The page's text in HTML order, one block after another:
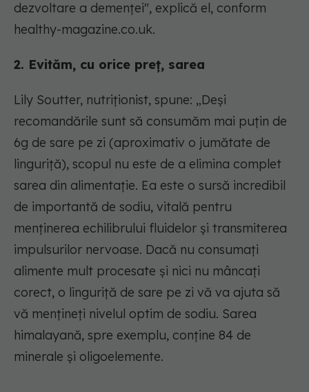
dezvoltare a demenței", explică el, conform
healthy-magazine.co.uk.
2. Evităm, cu orice preț, sarea
Lily Soutter, nutriționist, spune: „Deși
recomandările sunt să consumăm mai puțin de
6g de sare pe zi (aproximativ o jumătate de
linguriță), scopul nu este de a elimina complet
sarea din alimentație. Ea este o sursă incredibil
de importantă de sodiu, vitală pentru
menținerea echilibrului fluidelor și transmiterea
impulsurilor nervoase. Dacă nu consumați
alimente mult procesate și nici nu mâncați
corect, o linguriță de sare pe zi vă va ajuta să
vă mențineți nivelul optim de sodiu. Sarea
himalayană, spre exemplu, conține 84 de
minerale și oligoelemente.